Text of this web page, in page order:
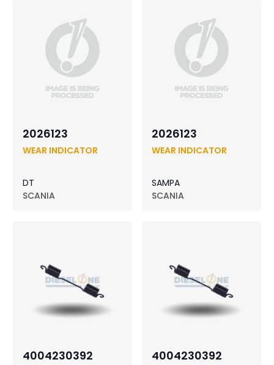
2026123
WEAR INDICATOR
DT
SCANIA
2026123
WEAR INDICATOR
SAMPA
SCANIA
4004230392 4004230392